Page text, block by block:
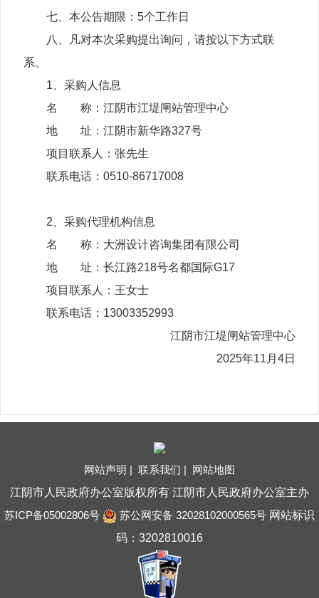
七、本公告期限：5个工作日
八、凡对本次采购提出询问，请按以下方式联
系。
1、采购人信息
名 称：江阴市江堤闸站管理中心
地 址：江阴市新华路327号
项目联系人：张先生
联系电话：0510-86717008
2、采购代理机构信息
名 称：大洲设计咨询集团有限公司
地 址：长江路218号名都国际G17
项目联系人：王女士
联系电话：13003352993
江阴市江堤闸站管理中心
2025年11月4日
网站声明 | 联系我们 | 网站地图
江阴市人民政府办公室版权所有 江阴市人民政府办公室主办
苏ICP备05002806号
苏公网安备 32028102000565号网站标识
码：3202810016